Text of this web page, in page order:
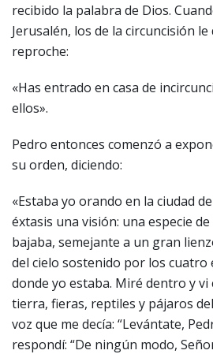
recibido la palabra de Dios.
Jerusalén, los de la circuncisión
reproche:
«Has entrado en casa de
ellos».
Pedro entonces comenzó a
su orden, diciendo:
«Estaba yo orando en la ciudad
éxtasis una visión: una especie
bajaba, semejante a un gran
del cielo sostenido por los cuatro
donde yo estaba. Miré dentro y vi
tierra, fieras, reptiles y pájaros
voz que me decía: “Levántate,
respondí: “De ningún modo,